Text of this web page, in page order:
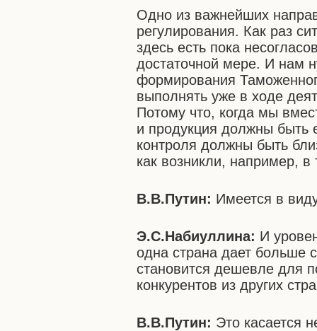
Одно из важнейших
регулирования. Как раз
здесь есть пока
достаточной мере. И нам
формирования
выполнять уже в ходе
Потому что, когда мы
и продукция должны быть
контроля должны быть
как возникли, например,
В.В.Путин: Имеется в
Э.С.Набиуллина: И
одна страна дает больше
становится дешевле для
конкурентов из других
В.В.Путин: Это касается